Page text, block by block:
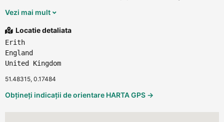
Vezi mai mult
Locatie detaliata
Erith
England
United Kingdom
51.48315, 0.17484
Obțineți indicații de orientare HARTA GPS →